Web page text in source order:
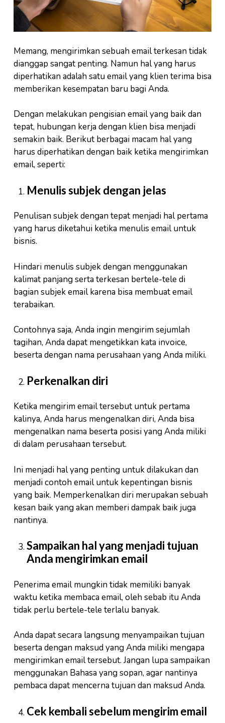
Memang, mengirimkan sebuah email terkesan tidak
dianggap sangat penting. Namun hal yang harus
diperhatikan adalah satu email yang klien terima bisa
memberikan kesempatan baru bagi Anda.
Dengan melakukan pengisian email yang baik dan
tepat, hubungan kerja dengan klien bisa menjadi
semakin baik. Berikut berbagai macam hal yang
harus diperhatikan dengan baik ketika mengirimkan
email, seperti:
Menulis subjek dengan jelas
Penulisan subjek dengan tepat menjadi hal pertama
yang harus diketahui ketika menulis email untuk
bisnis.
Hindari menulis subjek dengan menggunakan
kalimat panjang serta terkesan bertele-tele di
bagian subjek email karena bisa membuat email
terabaikan.
Contohnya saja, Anda ingin mengirim sejumlah
tagihan, Anda dapat mengetikkan kata invoice,
beserta dengan nama perusahaan yang Anda miliki.
Perkenalkan diri
Ketika mengirim email tersebut untuk pertama
kalinya, Anda harus mengenalkan diri, Anda bisa
mengenalkan nama beserta posisi yang Anda miliki
di dalam perusahaan tersebut.
Ini menjadi hal yang penting untuk dilakukan dan
menjadi contoh email untuk kepentingan bisnis
yang baik. Memperkenalkan diri merupakan sebuah
kesan baik yang akan memberi dampak baik juga
nantinya.
Sampaikan hal yang menjadi tujuan
Anda mengirimkan email
Penerima email mungkin tidak memiliki banyak
waktu ketika membaca email, oleh sebab itu Anda
tidak perlu bertele-tele terlalu banyak.
Anda dapat secara langsung menyampaikan tujuan
beserta dengan maksud yang Anda miliki mengapa
mengirimkan email tersebut. Jangan lupa sampaikan
menggunakan Bahasa yang sopan, agar nantinya
pembaca dapat mencerna tujuan dan maksud Anda.
Cek kembali sebelum mengirim email